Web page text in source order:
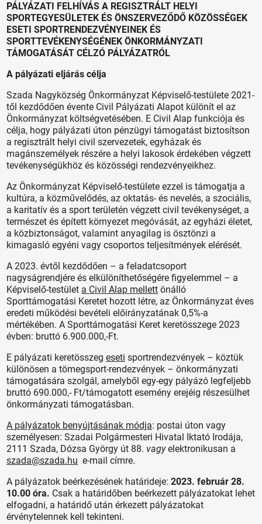
PÁLYÁZATI FELHÍVÁS A REGISZTRÁLT HELYI
SPORTEGYESÜLETEK ÉS ÖNSZERVEZŐDŐ KÖZÖSSÉGEK
ESETI SPORTRENDEZVÉNYEINEK ÉS
SPORTTEVÉKENYSÉGÉNEK ÖNKORMÁNYZATI
TÁMOGATÁSÁT CÉLZÓ PÁLYÁZATRÓL
A pályázati eljárás célja
Szada Nagyközség Önkormányzat Képviselő-testülete 2021-
től kezdődően évente Civil Pályázati Alapot különít el az
Önkormányzat költségvetésében. E Civil Alap funkciója és
célja, hogy pályázati úton pénzügyi támogatást biztosítson
a regisztrált helyi civil szervezetek, egyházak és
magánszemélyek részére a helyi lakosok érdekében végzett
tevékenységükhöz és közösségi rendezvényeikhez.
Az Önkormányzat Képviselő-testülete ezzel is támogatja a
kultúra, a közművelődés, az oktatás- és nevelés, a szociális,
a karitatív és a sport területén végzett civil tevékenységet, a
természet és épített környezet megóvását, az egyházi életet,
a közbiztonságot, valamint anyagilag is ösztönzi a
kimagasló egyéni vagy csoportos teljesítmények elérését.
A 2023. évtől kezdődően – a feladatcsoport
nagyságrendjére és elkülöníthetőségére figyelemmel – a
Képviselő-testület a Civil Alap mellett önálló
Sporttámogatási Keretet hozott létre, az Önkormányzat éves
eredeti működési bevételi előirányzatának 0,5%-a
mértékében. A Sporttámogatási Keret keretösszege 2023
évben: bruttó 6.900.000,-Ft.
E pályázati keretösszegeseti sportrendezvények – köztük
különösen a tömegsport-rendezvények – önkormányzati
támogatására szolgál, amelyből egy-egy pályázó legfeljebb
bruttó 690.000,- Ft/támogatott esemény erejéig részesülhet
önkormányzati támogatásban.
A pályázatok benyújtásának módja: postai úton vagy
személyesen: Szadai Polgármesteri Hivatal Iktató Irodája,
2111 Szada, Dózsa György út 88. vagyelektronikusan a
szada@szada.hu e-mail címre.
A pályázatok beérkezésének határideje:2023. február 28.
10.00 óra. Csak a határidőben beérkezett pályázatokat lehet
elfogadni, a határidő után érkezett pályázatokat
érvénytelennek kell tekinteni.